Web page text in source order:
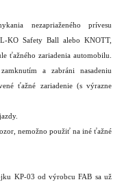
nezapriaženého prívesu
KO Safety Ball alebo KNOTT,
ťažného zariadenia automobilu.
a zabráni nasadeniu
ťažné zariadenie (s výrazne
nemožno použiť na iné ťažné
KP-03 od výrobcu FAB sa už